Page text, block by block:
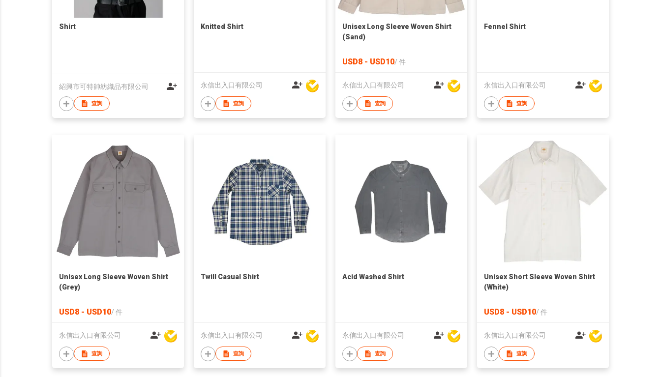
Shirt
紹興市可特帥紡織品有限公司
查詢
Knitted Shirt
永信出入口有限公司
查詢
Unisex Long Sleeve Woven Shirt
(Sand)
USD8 - USD10/ 件
永信出入口有限公司
查詢
Fennel Shirt
永信出入口有限公司
查詢
Unisex Long Sleeve Woven Shirt
(Grey)
USD8 - USD10/ 件
永信出入口有限公司
查詢
Twill Casual Shirt
永信出入口有限公司
查詢
Acid Washed Shirt
永信出入口有限公司
查詢
Unisex Short Sleeve Woven Shirt
(White)
USD8 - USD10/ 件
永信出入口有限公司
查詢